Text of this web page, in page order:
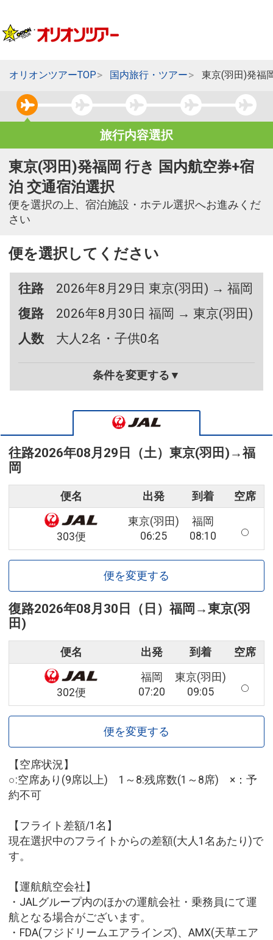
オリオンツアーTOP 国内旅行・ツアー 東京(羽田)発福
旅行内容選択
東京(羽田)発福岡 行き 国内航空券+宿
泊 交通宿泊選択
便を選択の上、宿泊施設・ホテル選択へお進みくだ
さい
便を選択してください
往路
2026年8月29日 東京(羽田) → 福岡
復路
2026年8月30日 福岡 → 東京(羽田)
人数
大人2名・子供0名
条件を変更する▼
往路2026年08月29日（土） 東京(羽田) →福
岡
便名 出発 到着 空席
303便
東京(羽田)
06:25
福岡
08:10
便を変更する
復路2026年08月30日（日）福岡 →東京(羽
田)
便名 出発 到着 空席
302便
福岡
07:20
東京(羽田)
09:05
便を変更する
【空席状況】
○:空席あり(9席以上) 1～8:残席数(1～8席) ×：予
約不可
【フライト差額/1名】
現在選択中のフライトからの差額(大人1名あたり)で
す。
【運航航空会社】
・JALグループ内のほかの運航会社・乗務員にて運
航となる場合がございます。
・FDA(フジドリームエアラインズ)、AMX(天草エア